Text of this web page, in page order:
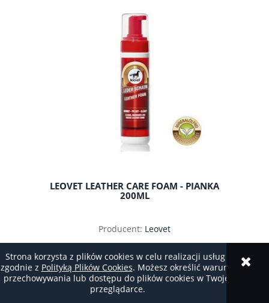
Strona korzysta z plików cookies w celu realizacji usług i
zgodnie z Polityką Plików Cookies. Możesz określić warunki
przechowywania lub dostępu do plików cookies w Twojej
przeglądarce.
LEOVET LEATHER CARE FOAM - PIANKA
200ML
Producent: Leovet